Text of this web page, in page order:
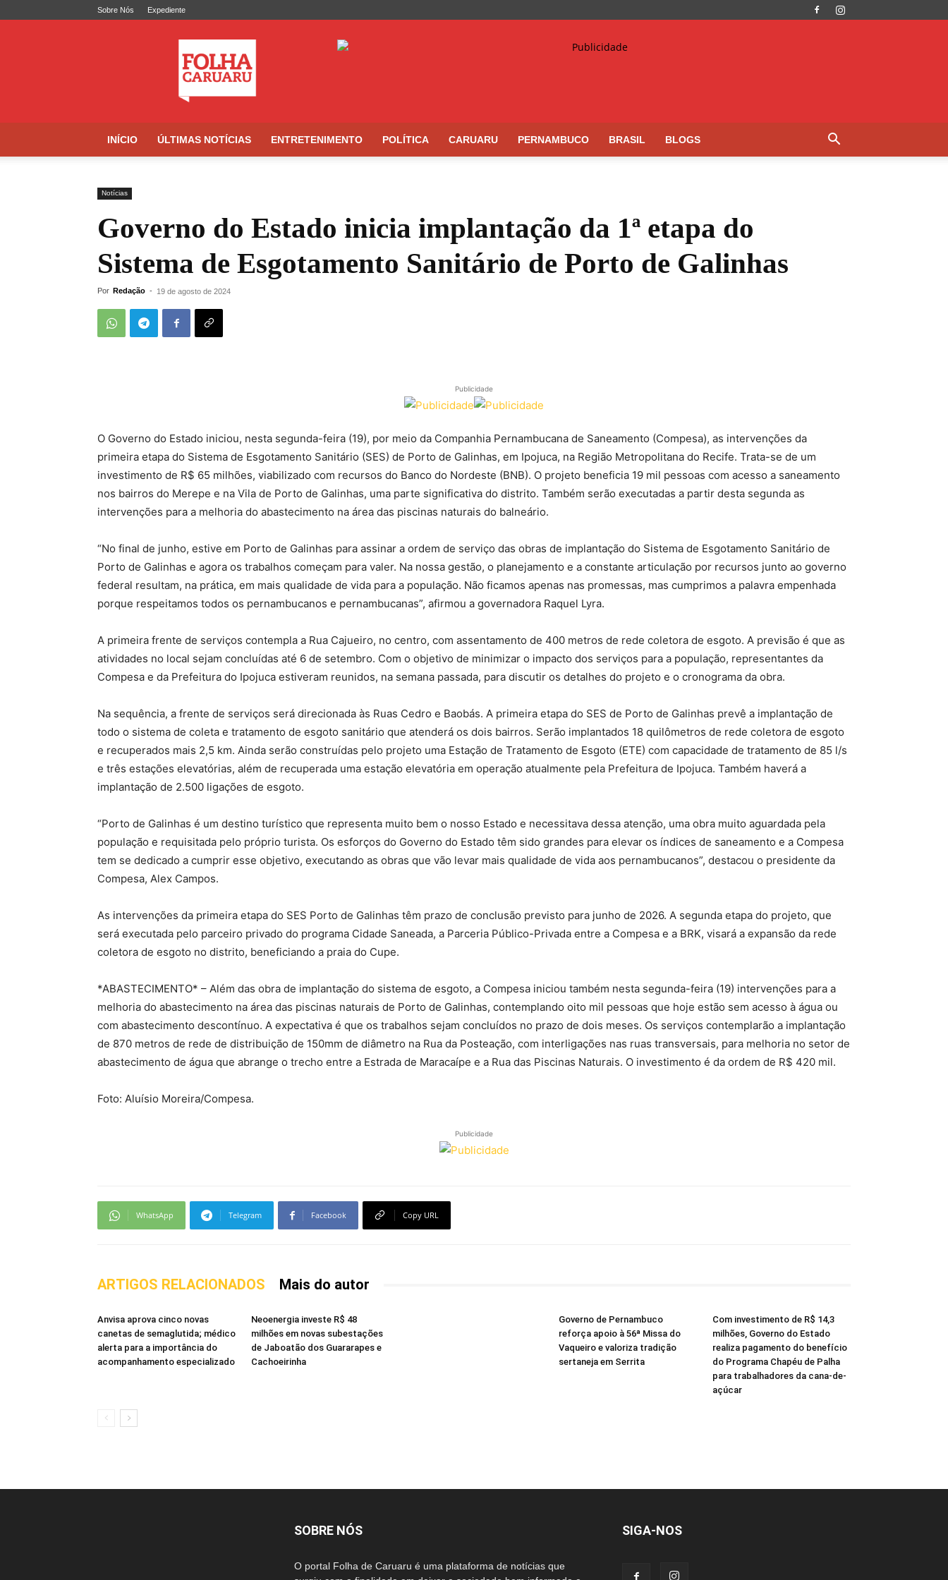
Sobre Nós Expediente
de
Caruaru
INÍCIO ÚLTIMAS NOTÍCIAS ENTRETENIMENTO POLÍTICA CARUARU PERNAMBUCO BRASIL BLOGS
Notícias
Governo do Estado inicia implantação da 1ª etapa do
Sistema de Esgotamento Sanitário de Porto de Galinhas
Por Redação - 19 de agosto de 2024
Publicidade
O Governo do Estado iniciou, nesta segunda-feira (19), por meio da Companhia Pernambucana de Saneamento (Compesa), as intervenções da
primeira etapa do Sistema de Esgotamento Sanitário (SES) de Porto de Galinhas, em Ipojuca, na Região Metropolitana do Recife. Trata-se de um
investimento de R$ 65 milhões, viabilizado com recursos do Banco do Nordeste (BNB). O projeto beneficia 19 mil pessoas com acesso a saneamento
nos bairros do Merepe e na Vila de Porto de Galinhas, uma parte significativa do distrito. Também serão executadas a partir desta segunda as
intervenções para a melhoria do abastecimento na área das piscinas naturais do balneário.
“No final de junho, estive em Porto de Galinhas para assinar a ordem de serviço das obras de implantação do Sistema de Esgotamento Sanitário de
Porto de Galinhas e agora os trabalhos começam para valer. Na nossa gestão, o planejamento e a constante articulação por recursos junto ao governo
federal resultam, na prática, em mais qualidade de vida para a população. Não ficamos apenas nas promessas, mas cumprimos a palavra empenhada
porque respeitamos todos os pernambucanos e pernambucanas”, afirmou a governadora Raquel Lyra.
A primeira frente de serviços contempla a Rua Cajueiro, no centro, com assentamento de 400 metros de rede coletora de esgoto. A previsão é que as
atividades no local sejam concluídas até 6 de setembro. Com o objetivo de minimizar o impacto dos serviços para a população, representantes da
Compesa e da Prefeitura do Ipojuca estiveram reunidos, na semana passada, para discutir os detalhes do projeto e o cronograma da obra.
Na sequência, a frente de serviços será direcionada às Ruas Cedro e Baobás. A primeira etapa do SES de Porto de Galinhas prevê a implantação de
todo o sistema de coleta e tratamento de esgoto sanitário que atenderá os dois bairros. Serão implantados 18 quilômetros de rede coletora de esgoto
e recuperados mais 2,5 km. Ainda serão construídas pelo projeto uma Estação de Tratamento de Esgoto (ETE) com capacidade de tratamento de 85 l/s
e três estações elevatórias, além de recuperada uma estação elevatória em operação atualmente pela Prefeitura de Ipojuca. Também haverá a
implantação de 2.500 ligações de esgoto.
“Porto de Galinhas é um destino turístico que representa muito bem o nosso Estado e necessitava dessa atenção, uma obra muito aguardada pela
população e requisitada pelo próprio turista. Os esforços do Governo do Estado têm sido grandes para elevar os índices de saneamento e a Compesa
tem se dedicado a cumprir esse objetivo, executando as obras que vão levar mais qualidade de vida aos pernambucanos”, destacou o presidente da
Compesa, Alex Campos.
As intervenções da primeira etapa do SES Porto de Galinhas têm prazo de conclusão previsto para junho de 2026. A segunda etapa do projeto, que
será executada pelo parceiro privado do programa Cidade Saneada, a Parceria Público-Privada entre a Compesa e a BRK, visará a expansão da rede
coletora de esgoto no distrito, beneficiando a praia do Cupe.
*ABASTECIMENTO* – Além das obra de implantação do sistema de esgoto, a Compesa iniciou também nesta segunda-feira (19) intervenções para a
melhoria do abastecimento na área das piscinas naturais de Porto de Galinhas, contemplando oito mil pessoas que hoje estão sem acesso à água ou
com abastecimento descontínuo. A expectativa é que os trabalhos sejam concluídos no prazo de dois meses. Os serviços contemplarão a implantação
de 870 metros de rede de distribuição de 150mm de diâmetro na Rua da Posteação, com interligações nas ruas transversais, para melhoria no setor de
abastecimento de água que abrange o trecho entre a Estrada de Maracaípe e a Rua das Piscinas Naturais. O investimento é da ordem de R$ 420 mil.
Foto: Aluísio Moreira/Compesa.
Publicidade
WhatsApp Telegram Facebook Copy URL
ARTIGOS RELACIONADOS Mais do autor
Anvisa aprova cinco novas
canetas de semaglutida; médico
alerta para a importância do
acompanhamento especializado
Neoenergia investe R$ 48
milhões em novas subestações
de Jaboatão dos Guararapes e
Cachoeirinha
Governo de Pernambuco
reforça apoio à 56ª Missa do
Vaqueiro e valoriza tradição
sertaneja em Serrita
Com investimento de R$ 14,3
milhões, Governo do Estado
realiza pagamento do benefício
do Programa Chapéu de Palha
para trabalhadores da cana-de-
açúcar
SOBRE NÓS
O portal Folha de Caruaru é uma plataforma de notícias que
SIGA-NOS